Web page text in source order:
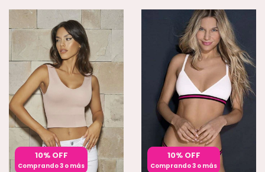
10% OFF
Comprando 3 o más
10% OFF
Comprando 3 o más